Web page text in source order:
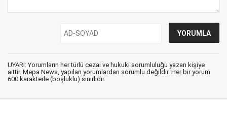
UYARI: Yorumların her türlü cezai ve hukuki sorumluluğu yazan kişiye
aittir. Mepa News, yapılan yorumlardan sorumlu değildir. Her bir yorum
600 karakterle (boşluklu) sınırlıdır.